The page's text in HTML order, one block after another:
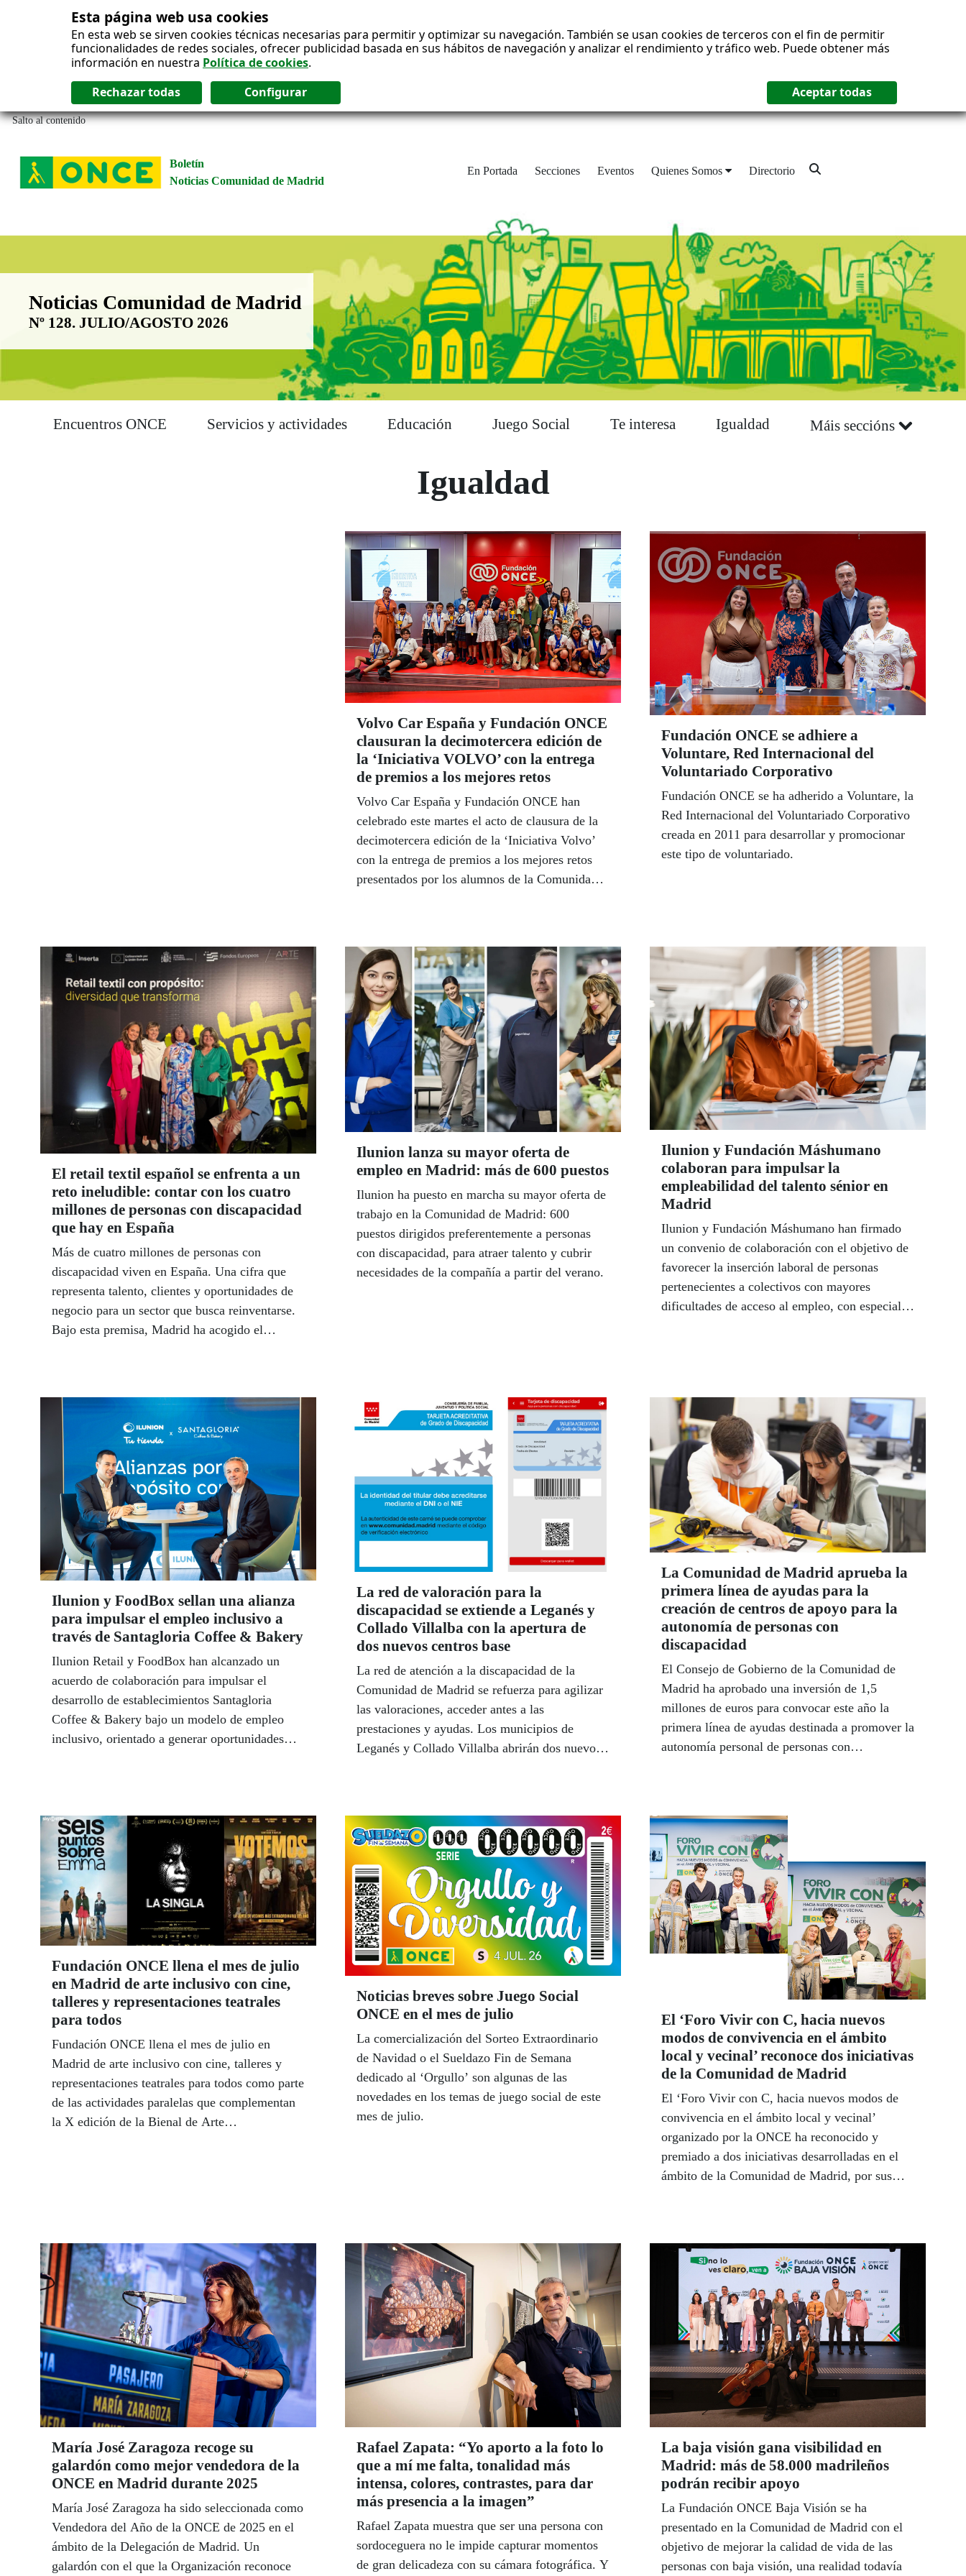
Esta página web usa cookies
En esta web se sirven cookies técnicas necesarias para permitir y optimizar su navegación. También se usan cookies de terceros con el fin de permitir
funcionalidades de redes sociales, ofrecer publicidad basada en sus hábitos de navegación y analizar el rendimiento y tráfico web. Puede obtener más
información en nuestra Política de cookies.
Salto al contenido
Boletín
Noticias Comunidad de Madrid
En Portada Secciones Eventos Quienes Somos Directorio
Boletín Noticias Comunidad de Madrid
Noticias Comunidad de Madrid
Nº 128. JULIO/AGOSTO 2026
Encuentros ONCE Servicios y actividades Educación Juego Social Te interesa Igualdad Máis seccións
Igualdad
Volvo Car España y Fundación ONCE
clausuran la decimotercera edición de
la ‘Iniciativa VOLVO’ con la entrega
de premios a los mejores retos
Volvo Car España y Fundación ONCE han
celebrado este martes el acto de clausura de la
decimotercera edición de la ‘Iniciativa Volvo’
con la entrega de premios a los mejores retos
presentados por los alumnos de la Comunidad
Fundación ONCE se adhiere a
Voluntare, Red Internacional del
Voluntariado Corporativo
Fundación ONCE se ha adherido a Voluntare, la
Red Internacional del Voluntariado Corporativo
creada en 2011 para desarrollar y promocionar
este tipo de voluntariado.
El retail textil español se enfrenta a un
reto ineludible: contar con los cuatro
millones de personas con discapacidad
que hay en España
Más de cuatro millones de personas con
discapacidad viven en España. Una cifra que
representa talento, clientes y oportunidades de
negocio para un sector que busca reinventarse.
Bajo esta premisa, Madrid ha acogido el
cómo la inclusión laboral y la accesibilidad
pueden convertirse en ventajas competitivas
para el retail textil del futuro.
Ilunion lanza su mayor oferta de
empleo en Madrid: más de 600 puestos
Ilunion ha puesto en marcha su mayor oferta de
trabajo en la Comunidad de Madrid: 600
puestos dirigidos preferentemente a personas
con discapacidad, para atraer talento y cubrir
necesidades de la compañía a partir del verano.
Ilunion y Fundación Máshumano
colaboran para impulsar la
empleabilidad del talento sénior en
Madrid
Ilunion y Fundación Máshumano han firmado
un convenio de colaboración con el objetivo de
favorecer la inserción laboral de personas
pertenecientes a colectivos con mayores
dificultades de acceso al empleo, con especial
Ilunion y FoodBox sellan una alianza
para impulsar el empleo inclusivo a
través de Santagloria Coffee & Bakery
Ilunion Retail y FoodBox han alcanzado un
acuerdo de colaboración para impulsar el
desarrollo de establecimientos Santagloria
Coffee & Bakery bajo un modelo de empleo
inclusivo, orientado a generar oportunidades
La red de valoración para la
discapacidad se extiende a Leganés y
Collado Villalba con la apertura de
dos nuevos centros base
La red de atención a la discapacidad de la
Comunidad de Madrid se refuerza para agilizar
las valoraciones, acceder antes a las
prestaciones y ayudas. Los municipios de
Leganés y Collado Villalba abrirán dos nuevos
La Comunidad de Madrid aprueba la
primera línea de ayudas para la
creación de centros de apoyo para la
autonomía de personas con
discapacidad
El Consejo de Gobierno de la Comunidad de
Madrid ha aprobado una inversión de 1,5
millones de euros para convocar este año la
primera línea de ayudas destinada a promover la
autonomía personal de personas con
Fundación ONCE llena el mes de julio
en Madrid de arte inclusivo con cine,
talleres y representaciones teatrales
para todos
Fundación ONCE llena el mes de julio en
Madrid de arte inclusivo con cine, talleres y
representaciones teatrales para todos como parte
de las actividades paralelas que complementan
la X edición de la Bienal de Arte
Noticias breves sobre Juego Social
ONCE en el mes de julio
La comercialización del Sorteo Extraordinario
de Navidad o el Sueldazo Fin de Semana
dedicado al ‘Orgullo’ son algunas de las
novedades en los temas de juego social de este
mes de julio.
El ‘Foro Vivir con C, hacia nuevos
modos de convivencia en el ámbito
local y vecinal’ reconoce dos iniciativas
de la Comunidad de Madrid
El ‘Foro Vivir con C, hacia nuevos modos de
convivencia en el ámbito local y vecinal’
organizado por la ONCE ha reconocido y
premiado a dos iniciativas desarrolladas en el
ámbito de la Comunidad de Madrid, por sus
María José Zaragoza recoge su
galardón como mejor vendedora de la
ONCE en Madrid durante 2025
María José Zaragoza ha sido seleccionada como
Vendedora del Año de la ONCE de 2025 en el
ámbito de la Delegación de Madrid. Un
galardón con el que la Organización reconoce
Rafael Zapata: “Yo aporto a la foto lo
que a mí me falta, tonalidad más
intensa, colores, contrastes, para dar
más presencia a la imagen”
Rafael Zapata muestra que ser una persona con
sordoceguera no le impide capturar momentos
de gran delicadeza con su cámara fotográfica. Y
La baja visión gana visibilidad en
Madrid: más de 58.000 madrileños
podrán recibir apoyo
La Fundación ONCE Baja Visión se ha
presentado en la Comunidad de Madrid con el
objetivo de mejorar la calidad de vida de las
personas con baja visión, una realidad todavía